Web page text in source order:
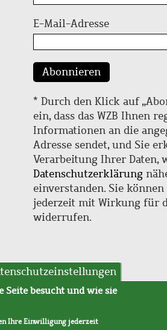
E-Mail-Adresse
Abonnieren
* Durch den Klick auf
ein, dass das WZB Ihnen
Informationen an die
Adresse sendet, und Sie
Verarbeitung Ihrer Daten,
Datenschutzerklärung
einverstanden. Sie
jederzeit mit Wirkung für
widerrufen.
Seite besucht und wie sie
Ihre Einwilligung jederzeit